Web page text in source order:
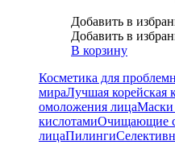
Добавить в
Добавить в
В корзину
Косметика для
мираЛучшая корейская
омоложения лицаМаски
кислотамиОчищающие
лицаПилинги